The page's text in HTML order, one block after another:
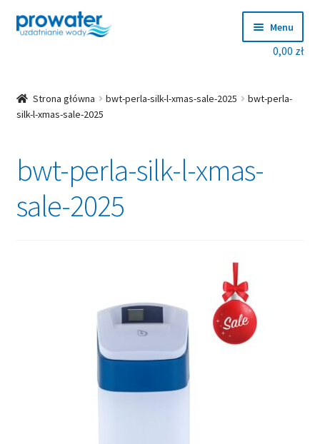
Przejdź
do
Przejdź
do
Menu
Rozwiń
Producenci
Rozwiń
Blog
O nas
0,00 zł
Strona główna bwt-perla-silk-l-xmas-sale-2025
bwt-perla-
silk-l-xmas-sale-2025
bwt-perla-silk-l-xmas-
sale-2025